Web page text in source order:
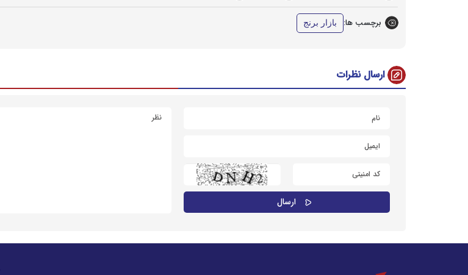
برچسب ها: بازار برنج
ارسال نظرات